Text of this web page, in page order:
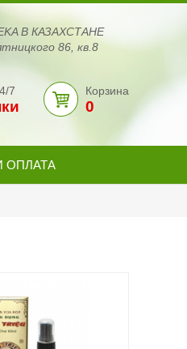
В КАЗАХСТАНЕ
86, кв.8
7 Корзина
0
ОПЛАТА